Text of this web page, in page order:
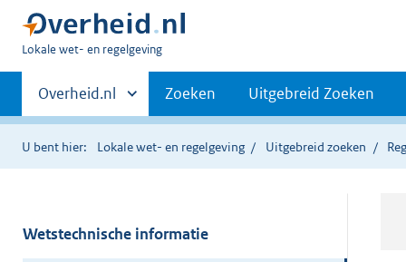
U
hier:
Lokale wet- en regelgeving
Primaire
navigatie
Andere
sites
binnen
Overheid.nl Zoeken Uitgebreid Zoeken
U bent hier: Lokale wet- en regelgeving Uitgebreid zoeken
Wetstechnische informatie